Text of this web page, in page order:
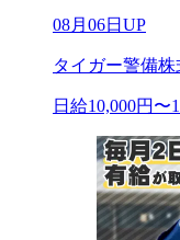
08月06日UP
タイガー警備株
日給10,000円〜